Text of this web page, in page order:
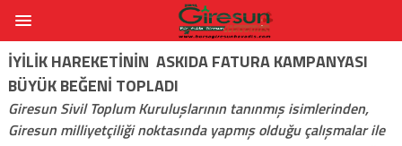
İYILIK HAREKETININ ASKIDA FATURA KAMPANYASI
BÜYÜK BEĞENI TOPLADI
Giresun Sivil Toplum Kuruluşlarının tanınmış isimlerinden,
Giresun milliyetçiliği noktasında yapmış olduğu çalışmalar ile